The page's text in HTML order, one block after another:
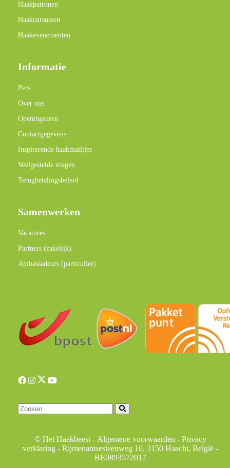
Haakpatronen
Haakcursussen
Haakevenementen
Informatie
Pers
Over ons
Openingsuren
Contactgegevens
Inspirerende haakmailtjes
Veelgestelde vragen
Terugbetalingsbeleid
Samenwerken
Vacatures
Partners (zakelijk)
Ambassadeurs (particulier)
© Het Haakbeest - Algemene voorwaarden - Privacy
verklaring- Rijmenamsesteenweg 10, 3150 Haacht, België -
BE0893572017